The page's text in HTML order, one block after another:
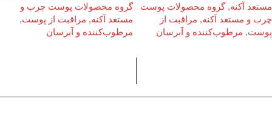
مستعد آکنه, گروه محصولات پوست
چرب و مستعد آکنه, مراقبت از
پوست, مرطوب‌کننده و آبرسان
گروه محصولات پوست چرب و
مستعد آکنه, مراقبت از پوست,
مرطوب‌کننده و آبرسان